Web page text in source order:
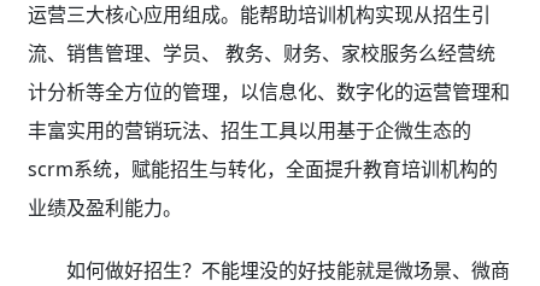
运营三大核心应用组成。能帮助培训机构实现从招生引
流、销售管理、学员、 教务、财务、家校服务么经营统
计分析等全方位的管理，以信息化、数字化的运营管理和
丰富实用的营销玩法、招生工具以用基于企微生态的
scrm系统，赋能招生与转化，全面提升教育培训机构的
业绩及盈利能力。
如何做好招生？不能埋没的好技能就是微场景、微商